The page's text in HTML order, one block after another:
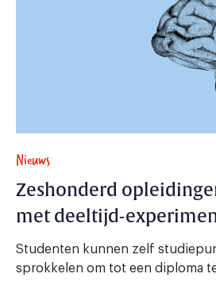
Nieuws
Zeshonderd
met deeltijd-
Studenten kunnen zelf
sprokkelen om tot een diploma